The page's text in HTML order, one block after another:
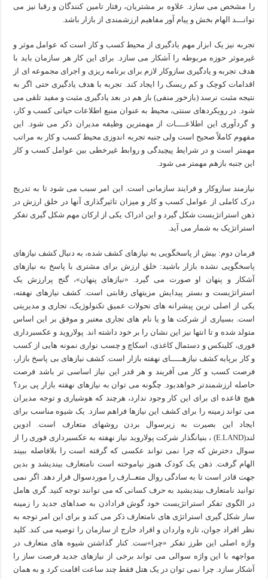
را مشخص می سازد. علاوه بر مشتریان، رفتار تامین کنندگان و رقبا نیز می
توانـــد الهام بخش و پیام آور مفاهیم ارزشمندی از بازار باشد.
تجربه نیز یک ابزار مهم یادگیری از محیط کسب و کار است که عوامل موثر و
غیرموثر حوزه مربوطه را آشکار می سازد. برای این کار هر سازمان باید با
هدف تجربه و یادگیری سازوکار لازم برای برنامه ریزی و اجرای مجموعه ای از
اقدامات کوچک و کم ریسک را ایجاد کند. تجربه با هدف یادگیری حتی اگر به
نتیجه مثبت نرسد (بازخور منفی) باز هم در بعد یادگیری مثبت و مفید تلقی می
شود. در رویکردهای سنتی، محیط به عنوان منبع اطلاعات حیاتی کسب و کار،
و گردآوری این اطلاعــــات از مهمترین وظیفه مدیران ذکر می شود. این
مفهوم کاملاً صحیح است ولی جنبه تجربه اندوزی محیط کسب و کار به مراتب
مهمتر است و در شرایط پیچیدگی و روابط غیرخطی بین عوامل کسب و کار
این جنبه بازهم مهمتر می شود.
نیازمند سازوکار و فرایند سازمانی است. این امر سبب می شود تا به تدریج
درک کاملی از عوامل کسب و کار و میزان تاثیرگذاری آنها در خلق ارزش در
ذهن استراتژیست شکل گیرد و این ادراک یکی از ارکان مهم شکل گیری تفکر
استراتژیک به شمار می آید.
فرمان دوم: بیش از پاسخگویی به نیازهای کشف شده، به دنبال کشف نیازهای
پاسخگویی نشده بازار باشید: خلق ارزش برای مشتری با پاسخ به نیازهای
آشکار و پنهان او صورت می گیرد. «نیازهای پنهان»، گنج پرارزش یک
استراتژیست و بستر پیدایش مزیتهای رقابتی است. کشف نیازهای نهفته،
یکی از اصلی ترین پیشرانه های تحولات عمیق تکنولوژیک، تجاری و مدیریتی
است. بسیاری از شرکت ها و یا نام های تجاری معتبر و موفق بر این اساس
متولد شده و تا انتها نیز این نشان را بر خود داشته اند. پولاروید و عکسبرداری
فوری، کلینکس و دستمال کاغذی، اسکاچ و چسب نواری نمونه هایی از کسب
و کار برپایه کشف نیازهـــــای نهفته بازار است. کشف نیازهای بی پاسخ بازار،
فرصت کسب و کار می آفریند و هر قدر این نیاز اساسی تر باشد فرصت
حاصله ارزشمندتر خواهدبود. چگونه می توان به نیازهای نهفته بازار پی برد؟
هیچ قاعده ای برای این کار وجود ندارد، هرچند که هوشیاری و توجه مدیران
می تواند زمینه را برای کشف این نیازها فراهم سازد. یک شیوه مناسب برای
ایجاد این بصیرت به زیرسوال بردن روشهای متعارف است. ادوین
لند(E.LAND) ، بنیانگذار شرکت پولاروید نیاز نهفته به عکسبرداری فوری را از
سوال دخترش که چرا نمی تواند عکسی که گرفته است را بلافاصله ببیند
الهام گرفت. ذهن یک کودک هنوز نیاموخته است نامتعارف بیندیشد و بدین
جهت قادر است تا به سادگی روال متعــارف را موردسوال قرار دهد. اگر نمی
توانید نامتعارف بیندیشید به حرف کسانی که می توانند توجه کنید. گری هامل
در الگوی تفکر استراتژیست خود گوش فرادادن به صداهای جدید را زمینه
ساز شکل گیری استراتژی های نامتعارف ذکر می کند و برای این امر توجه به
نظر افراد جوان، تازه واردان و افراد خارج از سازمان را توصیه می کند. کلید
واژه اصلی این طرز تفکر «چرا»ست. کنار گذاشتن شیوه های متعارف در
مواجهه با این واژه سوالی می تواند برخی از نیازهای جدید فرصت ساز را
آشکار سازد. چرا نمی توان در یک هتل فقط چند ساعت اقامت کرد و به همان